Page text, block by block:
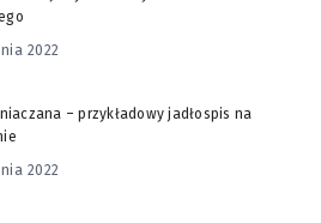
2022
– przykładowy jadłospis na
2022